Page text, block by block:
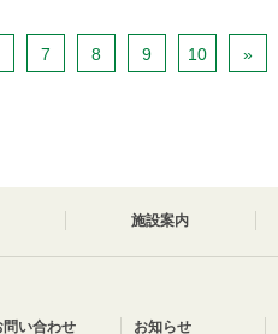
7 8 9 10 »
施設案内
問い合わせ お知らせ